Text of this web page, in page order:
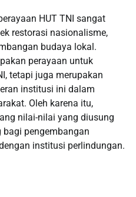
HUT TNI sangat
restorasi nasionalisme,
budaya lokal.
perayaan untuk
tetapi juga merupakan
institusi ini dalam
Oleh karena itu,
nilai-nilai yang diusung
bagi pengembangan
institusi perlindungan.